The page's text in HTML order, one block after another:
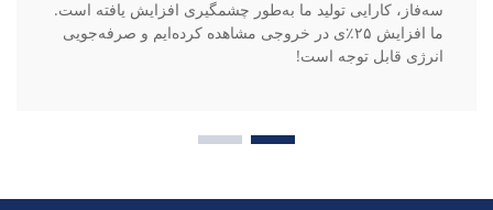
سه‌فاز، کارایی تولید ما به‌طور چشمگیری افزایش یافته است.
ما افزایش ۲۵٪ی در خروجی مشاهده کرده‌ایم و صرفه‌جویی
انرژی قابل توجه است!